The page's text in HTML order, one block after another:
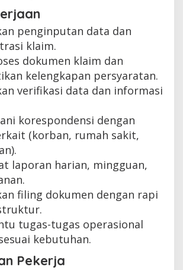
penginputan data dan
klaim.
dokumen klaim dan
kelengkapan persyaratan.
verifikasi data dan informasi
korespondensi dengan
(korban, rumah sakit,
laporan harian, mingguan,
filing dokumen dengan rapi
tugas-tugas operasional
kebutuhan.
Pekerja